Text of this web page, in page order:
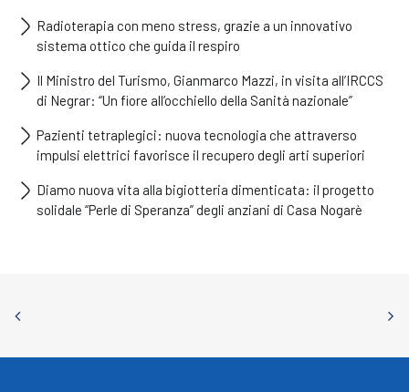
Radioterapia con meno stress, grazie a un innovativo
sistema ottico che guida il respiro
Il Ministro del Turismo, Gianmarco Mazzi, in visita all’IRCCS
di Negrar: “Un fiore all’occhiello della Sanità nazionale”
Pazienti tetraplegici: nuova tecnologia che attraverso
impulsi elettrici favorisce il recupero degli arti superiori
Diamo nuova vita alla bigiotteria dimenticata: il progetto
solidale “Perle di Speranza” degli anziani di Casa Nogarè